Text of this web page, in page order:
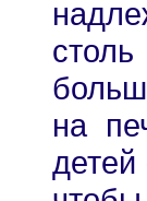
на
детей